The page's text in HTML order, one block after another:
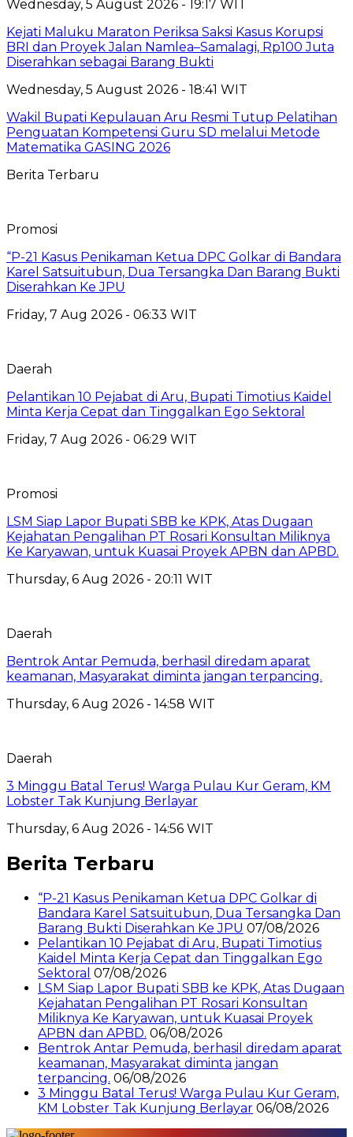
Wednesday, 5 August 2026 - 19:17 WIT
Kejati Maluku Maraton Periksa Saksi Kasus Korupsi
BRI dan Proyek Jalan Namlea–Samalagi, Rp100 Juta
Diserahkan sebagai Barang Bukti
Wednesday, 5 August 2026 - 18:41 WIT
Wakil Bupati Kepulauan Aru Resmi Tutup Pelatihan
Penguatan Kompetensi Guru SD melalui Metode
Matematika GASING 2026
Berita Terbaru
Promosi
“P-21 Kasus Penikaman Ketua DPC Golkar di Bandara
Karel Satsuitubun, Dua Tersangka Dan Barang Bukti
Diserahkan Ke JPU
Friday, 7 Aug 2026 - 06:33 WIT
Daerah
Pelantikan 10 Pejabat di Aru, Bupati Timotius Kaidel
Minta Kerja Cepat dan Tinggalkan Ego Sektoral
Friday, 7 Aug 2026 - 06:29 WIT
Promosi
LSM Siap Lapor Bupati SBB ke KPK, Atas Dugaan
Kejahatan Pengalihan PT Rosari Konsultan Miliknya
Ke Karyawan, untuk Kuasai Proyek APBN dan APBD.
Thursday, 6 Aug 2026 - 20:11 WIT
Daerah
Bentrok Antar Pemuda, berhasil diredam aparat
keamanan, Masyarakat diminta jangan terpancing.
Thursday, 6 Aug 2026 - 14:58 WIT
Daerah
3 Minggu Batal Terus! Warga Pulau Kur Geram, KM
Lobster Tak Kunjung Berlayar
Thursday, 6 Aug 2026 - 14:56 WIT
Berita Terbaru
“P-21 Kasus Penikaman Ketua DPC Golkar di
Bandara Karel Satsuitubun, Dua Tersangka Dan
Barang Bukti Diserahkan Ke JPU 07/08/2026
Pelantikan 10 Pejabat di Aru, Bupati Timotius
Kaidel Minta Kerja Cepat dan Tinggalkan Ego
Sektoral 07/08/2026
LSM Siap Lapor Bupati SBB ke KPK, Atas Dugaan
Kejahatan Pengalihan PT Rosari Konsultan
Miliknya Ke Karyawan, untuk Kuasai Proyek
APBN dan APBD. 06/08/2026
Bentrok Antar Pemuda, berhasil diredam aparat
keamanan, Masyarakat diminta jangan
terpancing. 06/08/2026
3 Minggu Batal Terus! Warga Pulau Kur Geram,
KM Lobster Tak Kunjung Berlayar 06/08/2026